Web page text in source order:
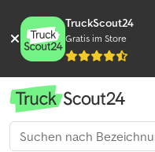
TruckScout24
Gratis im Store